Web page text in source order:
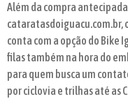
Além da compra
cataratasdoiguacu.com.br,
conta com a opção do Bike
filas também na hora do
para quem busca um
por ciclovia e trilhas até as